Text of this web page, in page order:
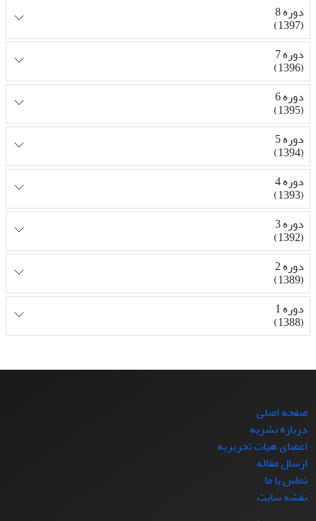
دوره 8
(1397)
دوره 7
(1396)
دوره 6
(1395)
دوره 5
(1394)
دوره 4
(1393)
دوره 3
(1392)
دوره 2
(1389)
دوره 1
(1388)
صفحه اصلی
درباره نشریه
اعضای هیات تحریریه
ارسال مقاله
تماس با ما
نقشه سایت